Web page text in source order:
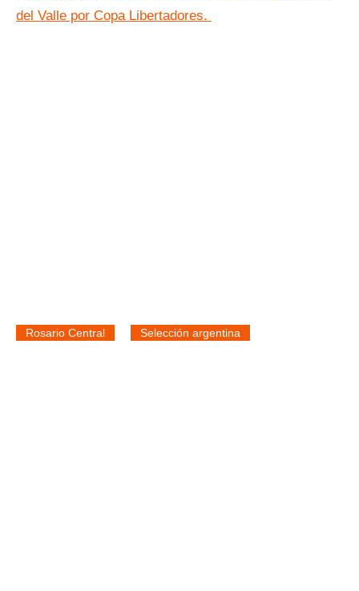
del Valle por Copa Libertadores.
Rosario Central Selección argentina